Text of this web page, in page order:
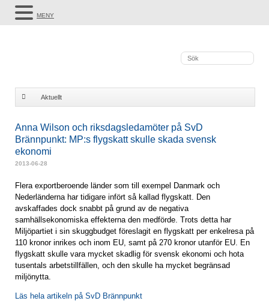
Aktuellt
skulle skada svensk ekonomi
Anna Wilson och riksdagsledamöter på SvD
Brännpunkt: MP:s flygskatt skulle skada svensk
ekonomi
2013-06-28
Flera exportberoende länder som till exempel Danmark och
Nederländerna har tidigare infört så kallad flygskatt. Den
avskaffades dock snabbt på grund av de negativa
samhällsekonomiska effekterna den medförde. Trots detta har
Miljöpartiet i sin skuggbudget föreslagit en flygskatt per enkelresa på
110 kronor inrikes och inom EU, samt på 270 kronor utanför EU. En
flygskatt skulle vara mycket skadlig för svensk ekonomi och hota
tusentals arbetstillfällen, och den skulle ha mycket begränsad
miljönytta.
Läs hela artikeln på SvD Brännpunkt
MENY